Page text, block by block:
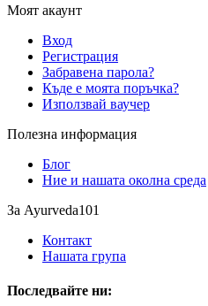
Моят акаунт
Вход
Регистрация
Забравена парола?
Къде е моята поръчка?
Използвай ваучер
Полезна информация
Блог
Ние и нашата околна среда
За Ayurveda101
Контакт
Нашата група
Последвайте ни: